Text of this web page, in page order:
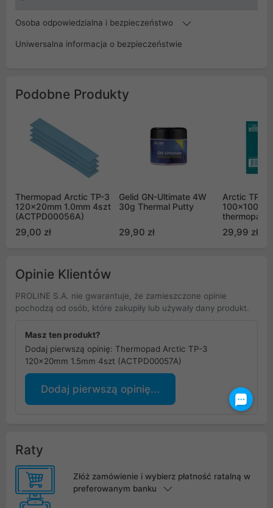
Osoba odpowiedzialna i bezpieczeństwo
Uniwersalna informacja o bezpieczeństwie
Podobne Produkty
Thermopad Arctic TP-3
120x20mm 1.0mm 4szt
(ACTPD00056A)
29,00 zł
Gelid GN-Ultimate 4W
30g Thermal Putty
29,90 zł
Arctic TP-4
thermopad
29,99 zł
Opinie Klientów
PROLINE S.A. nie gwarantuje, że zamieszczone opinie
pochodzą od osób, które zakupiły lub używały dany produkt.
Masz ten produkt?
Dodaj pierwszą opinię: Thermopad Arctic TP-3
120x20mm 1.5mm 4szt (ACTPD00057A)
Dodaj pierwszą opinię...
Raty
Złóż zamówienie i wybierz płatność ratalną w
preferowanym banku